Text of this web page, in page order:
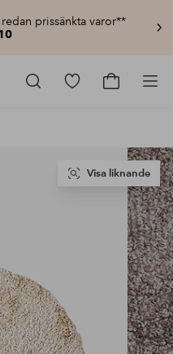
prissänkta varor**
Gå
Gå
Visa liknande